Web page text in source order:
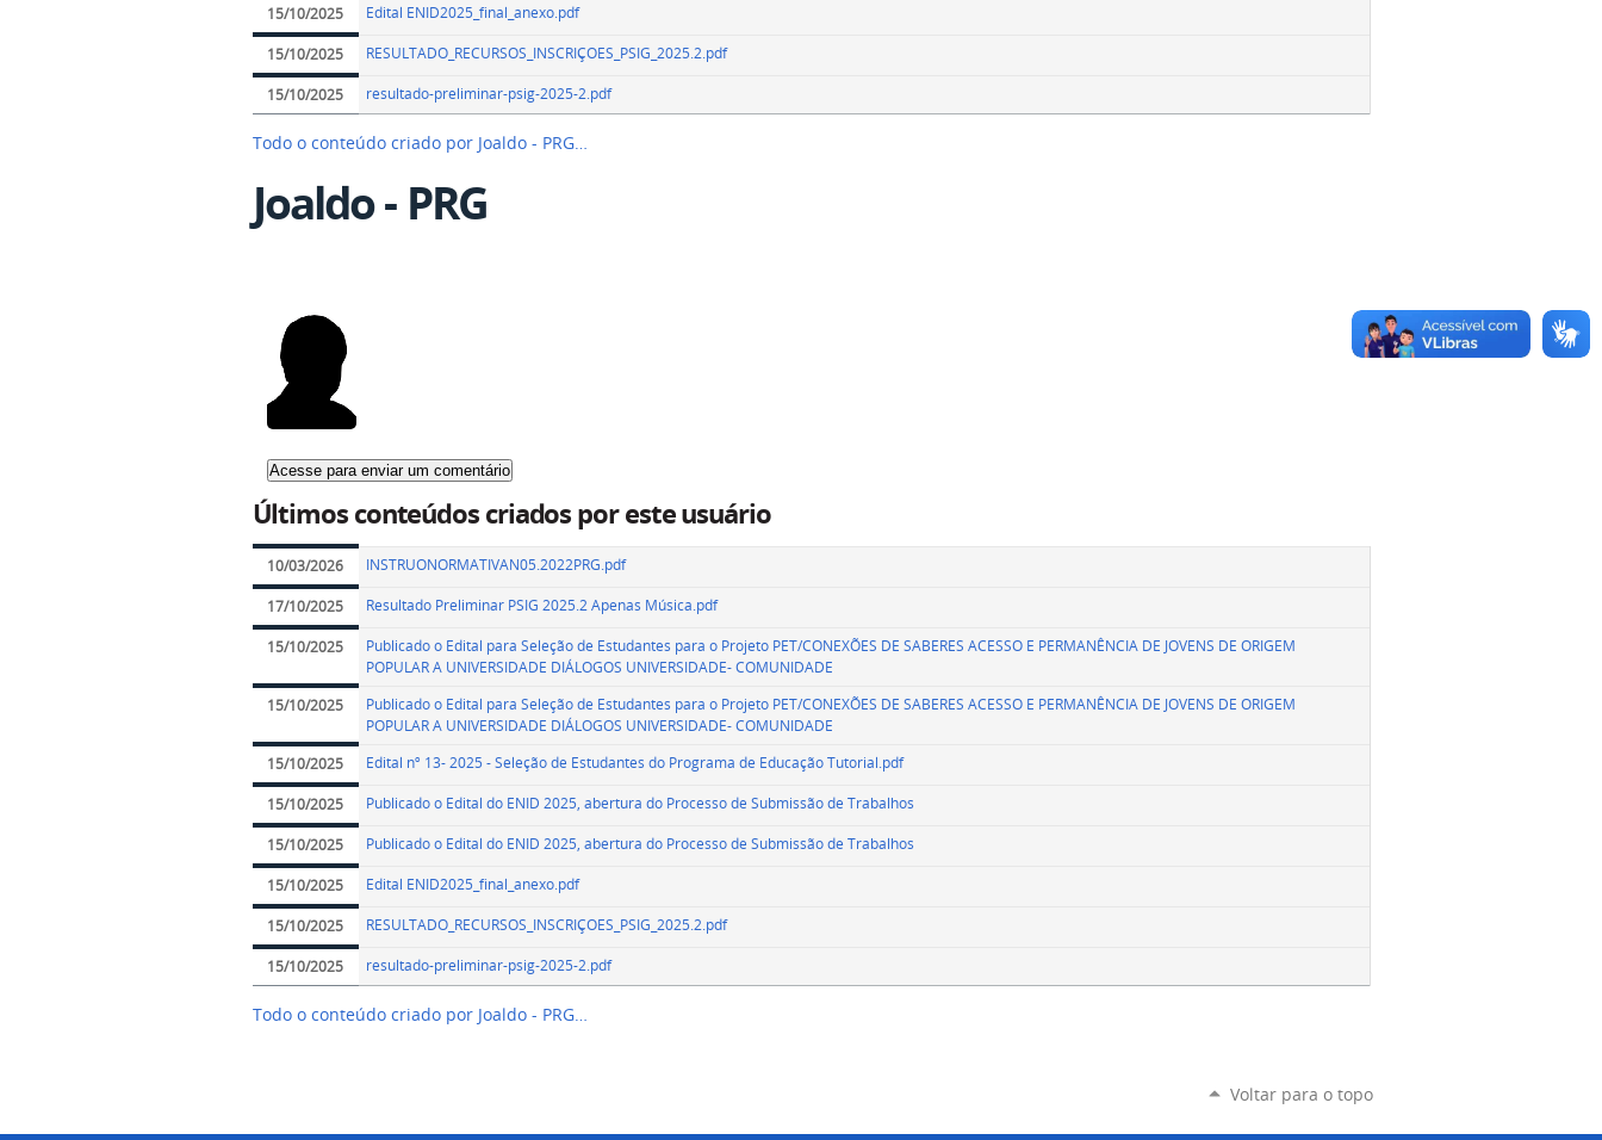
15/10/2025 Edital ENID2025_final_anexo.pdf
15/10/2025 RESULTADO_RECURSOS_INSCRIÇOES_PSIG_2025.2.pdf
15/10/2025 resultado-preliminar-psig-2025-2.pdf
Todo o conteúdo criado por Joaldo - PRG…
Joaldo - PRG
Últimos conteúdos criados por este usuário
10/03/2026 INSTRUONORMATIVAN05.2022PRG.pdf
17/10/2025 Resultado Preliminar PSIG 2025.2 Apenas Música.pdf
15/10/2025
Publicado o Edital para Seleção de Estudantes para o Projeto PET/CONEXÕES DE SABERES ACESSO E PERMANÊNCIA DE JOVENS DE ORIGEM
POPULAR A UNIVERSIDADE DIÁLOGOS UNIVERSIDADE- COMUNIDADE
15/10/2025
Publicado o Edital para Seleção de Estudantes para o Projeto PET/CONEXÕES DE SABERES ACESSO E PERMANÊNCIA DE JOVENS DE ORIGEM
POPULAR A UNIVERSIDADE DIÁLOGOS UNIVERSIDADE- COMUNIDADE
15/10/2025
Edital nº 13- 2025 - Seleção de Estudantes do Programa de Educação Tutorial.pdf
15/10/2025 Publicado o Edital do ENID 2025, abertura do Processo de Submissão de Trabalhos
15/10/2025 Publicado o Edital do ENID 2025, abertura do Processo de Submissão de Trabalhos
15/10/2025 Edital ENID2025_final_anexo.pdf
15/10/2025 RESULTADO_RECURSOS_INSCRIÇOES_PSIG_2025.2.pdf
15/10/2025 resultado-preliminar-psig-2025-2.pdf
Todo o conteúdo criado por Joaldo - PRG…
Voltar para o topo